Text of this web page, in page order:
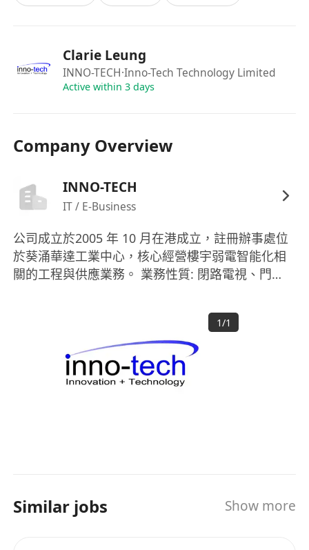
Clarie Leung
INNO-TECH·Inno-Tech Technology Limited
Active within 3 days
Company Overview
INNO-TECH
IT / E-Business
公司成立於2005 年 10 月在港成立，註冊辦事處位
於葵涌華達工業中心，核心經營樓宇弱電智能化相
關的工程與供應業務。 業務性質: 閉路電視、門
員統計（People Counting）、WiFi 網絡、機房伺
服器等資訊系統 提供從投標報價（Tender）、方案
設計、設備供應到安裝調試、保養維修的一站式服
1/1
Similar jobs Show more